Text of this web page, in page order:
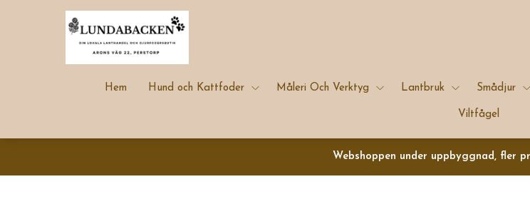
Hem Hund och Kattfoder Måleri Och Verktyg Lantbruk Smådjur
Viltfågel
Webshoppen under uppbyggnad, fler